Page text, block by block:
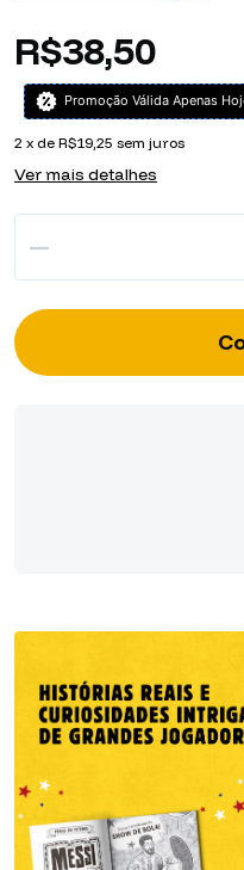
R$38,50
Promoção Válida Apenas
2 x de R$19,25 sem juros
Ver mais detalhes